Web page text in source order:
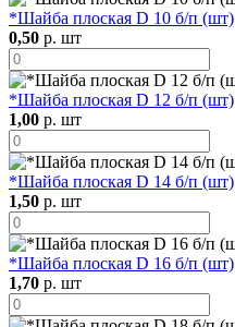
*Шайба плоская D 10 б/п (шт)
0,50 р. шт
*Шайба плоская D 12 б/п (шт)
1,00 р. шт
*Шайба плоская D 14 б/п (шт)
1,50 р. шт
*Шайба плоская D 16 б/п (шт)
1,70 р. шт